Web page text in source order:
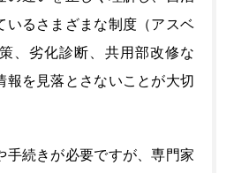
いるさまざまな制度（アスベ
、劣化診断、共用部改修な
報を見落とさないことが大切
手続きが必要ですが、専門家